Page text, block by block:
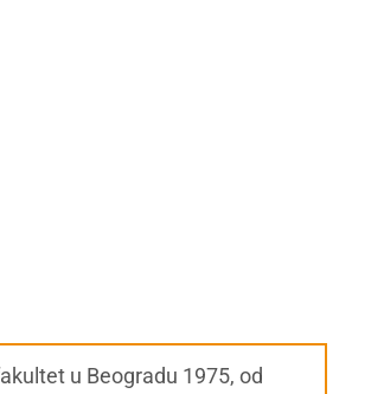
u Beogradu 1975, od